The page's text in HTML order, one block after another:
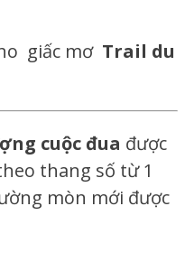
giấc mơ Trail du
cuộc đua được
thang số từ 1
mòn mới được